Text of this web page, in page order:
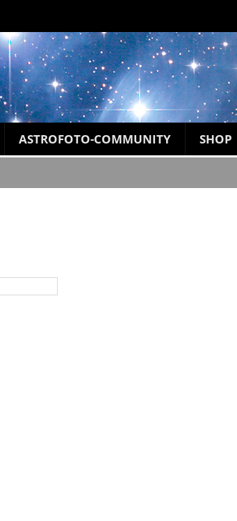
ASTROFOTO-COMMUNITY SHOP